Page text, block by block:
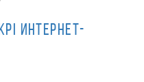
интернет-